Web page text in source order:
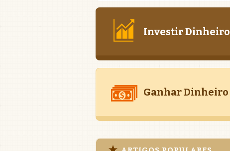
Investir Dinheiro
Ganhar Dinheiro